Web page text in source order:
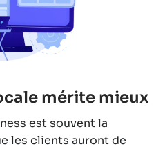
mérite mieux
est souvent la
les clients auront de